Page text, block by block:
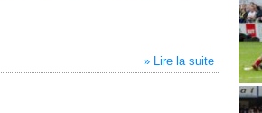
» Lire la suite